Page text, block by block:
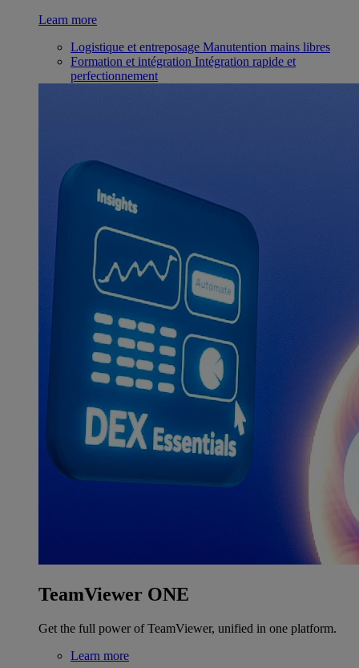
Learn more
Logistique et entreposage Manutention mains libres
Formation et intégration Intégration rapide et
perfectionnement
TeamViewer ONE
Get the full power of TeamViewer, unified in one platform.
Learn more